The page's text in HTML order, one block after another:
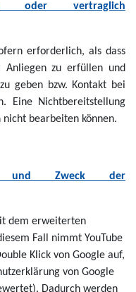
oder vertraglich
erforderlich, als dass
zu erfüllen und
geben bzw. Kontakt bei
Eine Nichtbereitstellung
bearbeiten können.
und Zweck der
dem erweiterten
Fall nimmt YouTube
Klick von Google auf,
von Google
Dadurch werden